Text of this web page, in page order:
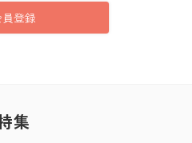
登録
集